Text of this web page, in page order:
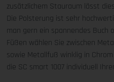
zusätzlichem Stauraum lässt
Die Polsterung ist sehr
man gern ein spannendes Buch
Füßen wählen Sie zwischen
sowie Metallfuß winklig in
die SC smart 1007 individuell